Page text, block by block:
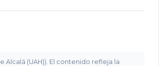
(UAH)). El contenido refleja la